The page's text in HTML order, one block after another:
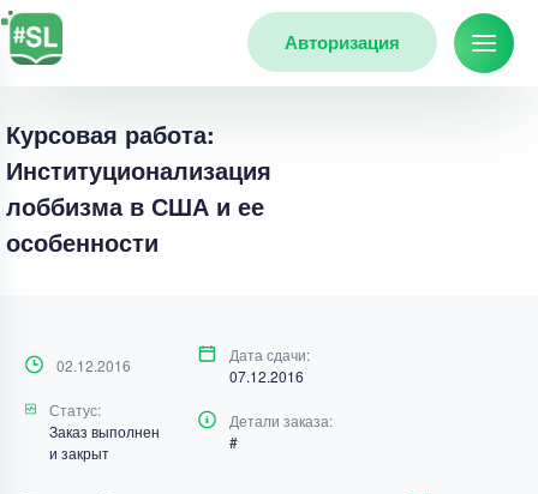
Авторизация
Курсовая работа:
Институционализация
лоббизма в США и ее
особенности
02.12.2016
Дата сдачи:
07.12.2016
Статус:
Заказ выполнен
и закрыт
Детали заказа:
#